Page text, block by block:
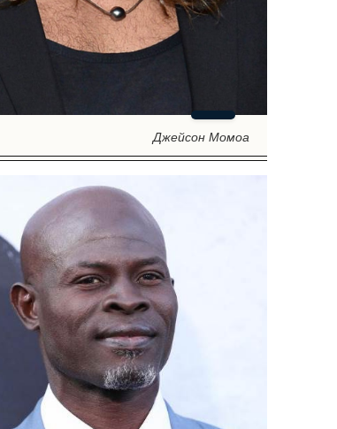
Джейсон Момоа